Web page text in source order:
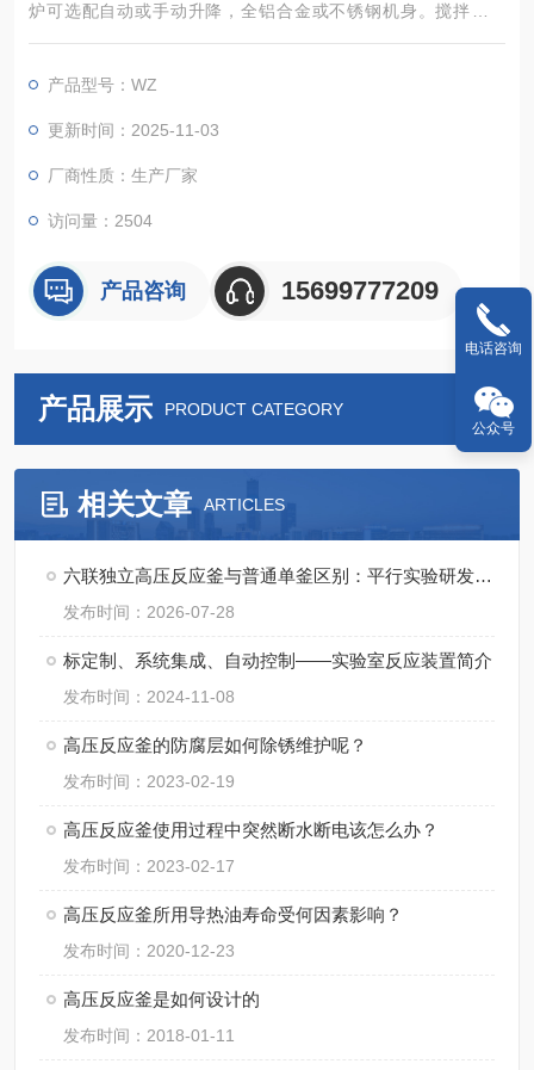
炉可选配自动或手动升降，全铝合金或不锈钢机身。搅拌扭矩
大。控制器可以实现对反应釜的加热、冷却、搅拌、程序编程、
产品型号：WZ
更新时间：2025-11-03
厂商性质：生产厂家
访问量：2504
产品咨询 15699777209
产品展示 PRODUCT CATEGORY
相关文章 ARTICLES
六联独立高压反应釜与普通单釜区别：平行实验研发成本与周期对比
发布时间：2026-07-28
标定制、系统集成、自动控制——实验室反应装置简介
发布时间：2024-11-08
高压反应釜的防腐层如何除锈维护呢？
发布时间：2023-02-19
高压反应釜使用过程中突然断水断电该怎么办？
发布时间：2023-02-17
高压反应釜所用导热油寿命受何因素影响？
发布时间：2020-12-23
高压反应釜是如何设计的
发布时间：2018-01-11
电话咨询
公众号